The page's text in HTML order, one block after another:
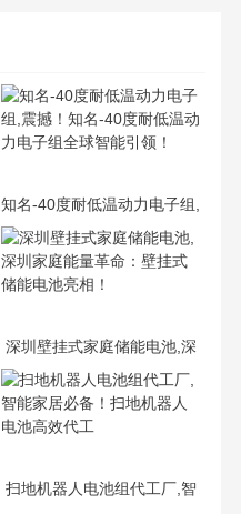
知名-40度耐低温动力电子组,
震撼！知名-40度耐低温动力
电子组全球智能引领！
深圳壁挂式家庭储能电池,深
圳家庭能量革命：壁挂式储
能电池亮相！
扫地机器人电池组代工厂,智